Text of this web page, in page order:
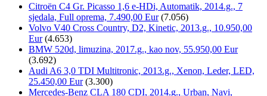
Citroën C4 Gr. Picasso 1,6 e-HDi, Automatik, 2014.g., 7
sjedala, Full oprema, 7.490,00 Eur (7.056)
Volvo V40 Cross Country, D2, Kinetic, 2013.g., 10.950,00
Eur (4.653)
BMW 520d, limuzina, 2017.g., kao nov, 55.950,00 Eur
(3.692)
Audi A6 3,0 TDI Multitronic, 2013.g., Xenon, Leder, LED,
25.450,00 Eur (3.300)
Mercedes-Benz CLA 180 CDI, 2014.g., Urban, Navi,